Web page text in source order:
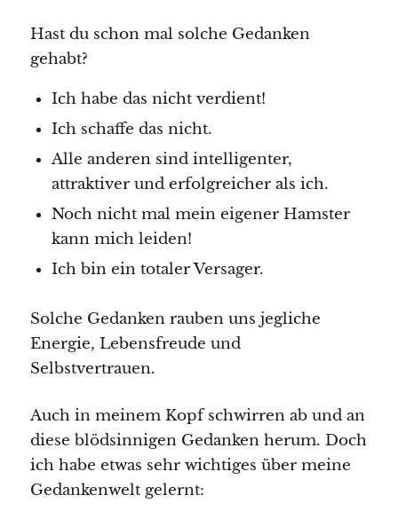
Hast du schon mal solche Gedanken
gehabt?
Ich habe das nicht verdient!
Ich schaffe das nicht.
Alle anderen sind intelligenter,
attraktiver und erfolgreicher als ich.
Noch nicht mal mein eigener Hamster
kann mich leiden!
Ich bin ein totaler Versager.
Solche Gedanken rauben uns jegliche
Energie, Lebensfreude und
Selbstvertrauen.
Auch in meinem Kopf schwirren ab und an
diese blödsinnigen Gedanken herum. Doch
ich habe etwas sehr wichtiges über meine
Gedankenwelt gelernt: